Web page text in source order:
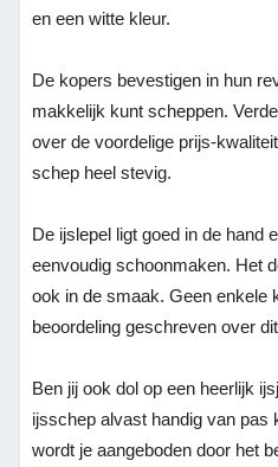
en een witte kleur.
De kopers bevestigen in hun
makkelijk kunt scheppen.
over de voordelige prijs-
schep heel stevig.
De ijslepel ligt goed in de hand
eenvoudig schoonmaken. Het
ook in de smaak. Geen enkele
beoordeling geschreven over
Ben jij ook dol op een heerlijk
ijsschep alvast handig van pas
wordt je aangeboden door het